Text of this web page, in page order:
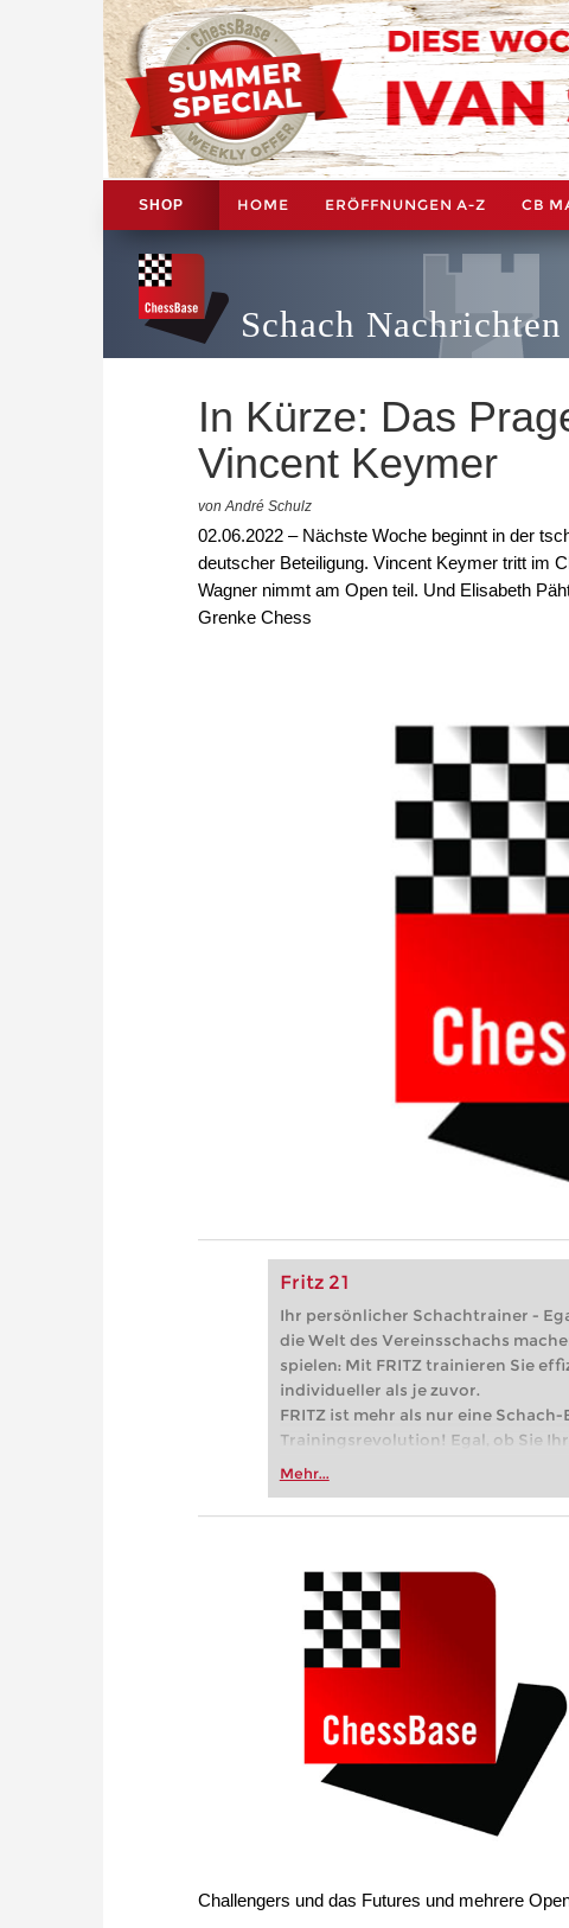
SHOP HOME ERÖFFNUNGEN A-Z CB
Schach Nachrichten
In Kürze: Das
Vincent Keymer
von André Schulz
02.06.2022 – Nächste Woche beginnt in der
deutscher Beteiligung. Vincent Keymer tritt im
Wagner nimmt am Open teil. Und Elisabeth
Grenke Chess
Fritz 21
Ihr persönlicher Schachtrainer -
die Welt des Vereinsschachs
spielen: Mit FRITZ trainieren Sie
individueller als je zuvor.
FRITZ ist mehr als nur eine Schach-
Trainingsrevolution! Egal, ob Sie
Vereinsschachs machen oder
zuvor.
Mehr...
Challengers und das Futures und mehrere